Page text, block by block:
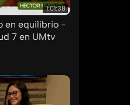
1:01:38
en equilibrio -
7 en UMtv